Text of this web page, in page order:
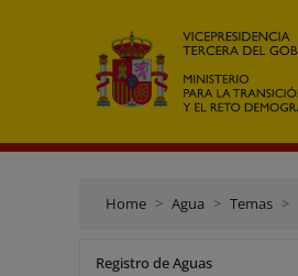
Home Agua Temas
Registro de Aguas